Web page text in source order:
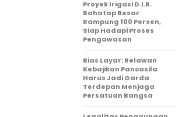
Proyek Irigasi D.I.R.
Bahatap Besar
Rampung 100 Persen,
Siap Hadapi Proses
Pengawasan
Bias Layar: Relawan
Kebajikan Pancasila
Harus Jadi Garda
Terdepan Menjaga
Persatuan Bangsa